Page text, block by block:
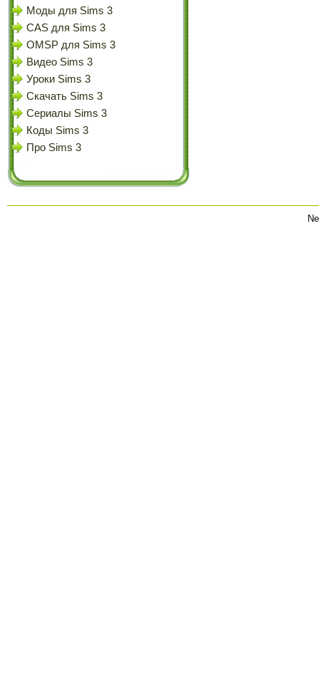
Моды для Sims 3
CAS для Sims 3
OMSP для Sims 3
Видео Sims 3
Уроки Sims 3
Скачать Sims 3
Сериалы Sims 3
Коды Sims 3
Про Sims 3